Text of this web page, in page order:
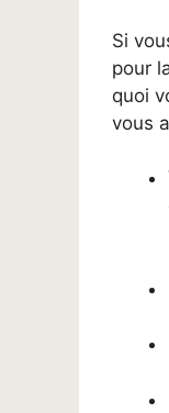
Si
pour
quoi
vous